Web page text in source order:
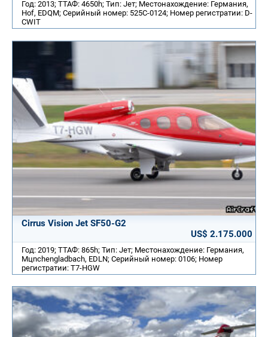
Год: 2013; ТТАФ: 4650h; Тип: Jет; Местонахождение: Германия,
Hof, EDQM; Серийный номер: 525C-0124; Номер регистратии: D-
CWIT
Cirrus Vision Jet SF50-G2
US$ 2.175.000
Год: 2019; ТТАФ: 865h; Тип: Jет; Местонахождение: Германия,
Mцnchengladbach, EDLN; Серийный номер: 0106; Номер
регистратии: T7-HGW